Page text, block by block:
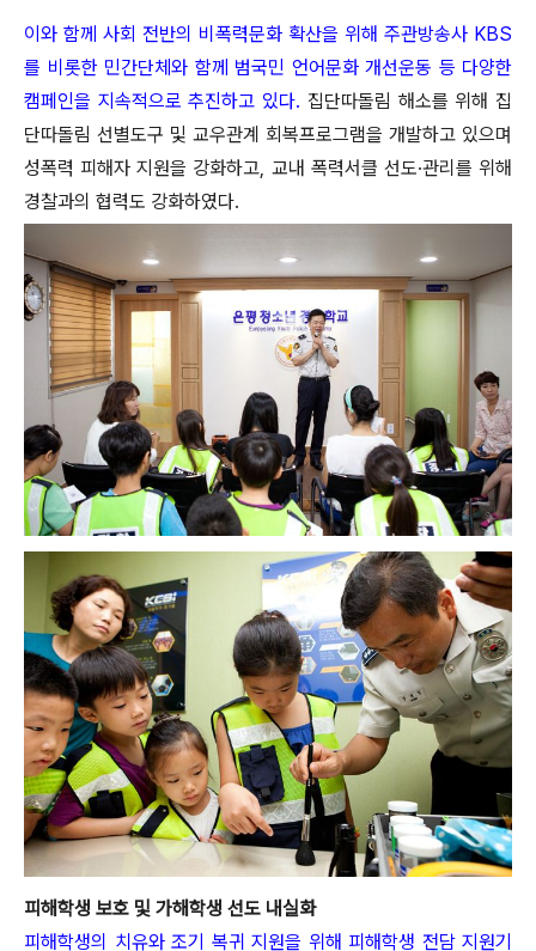
이와 함께 사회 전반의 비폭력문화 확산을 위해 주관방송사 KBS
를 비롯한 민간단체와 함께 범국민 언어문화 개선운동 등 다양한
캠페인을 지속적으로 추진하고 있다. 집단따돌림 해소를 위해 집
단따돌림 선별도구 및 교우관계 회복프로그램을 개발하고 있으며
성폭력 피해자 지원을 강화하고, 교내 폭력서클 선도·관리를 위해
경찰과의 협력도 강화하였다.
피해학생 보호 및 가해학생 선도 내실화
피해학생의 치유와 조기 복귀 지원을 위해 피해학생 전담 지원기